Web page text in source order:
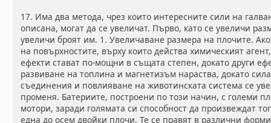
17. Има два метода, чрез които интересните сили на
описана, могат да се увеличат. Първо, като се увеличи
увеличи броят им. 1. Увеличаване размера на плочите.
на повърхностите, върху които действа химическият
ефекти стават по-мощни в същата степен, докато други
развиване на топлина и магнетизъм нараства, докато
съединения и повлияване на животинската система се
променя. Батериите, построени по този начин, с големи
мотори, заради голямата си способност да произвеждат
една до осем двойки плочи. Те се правят в различни